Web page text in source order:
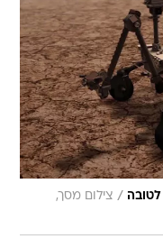
/ צילום מסך,